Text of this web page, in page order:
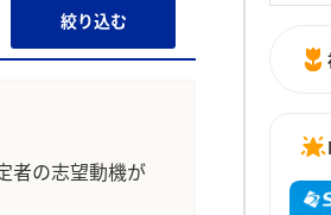
絞り込む
者の志望動機が